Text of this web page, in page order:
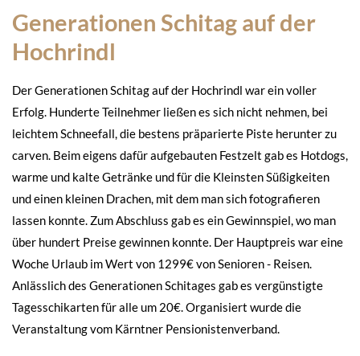
Generationen Schitag auf der
Hochrindl
Der Generationen Schitag auf der Hochrindl war ein voller
Erfolg. Hunderte Teilnehmer ließen es sich nicht nehmen, bei
leichtem Schneefall, die bestens präparierte Piste herunter zu
carven. Beim eigens dafür aufgebauten Festzelt gab es Hotdogs,
warme und kalte Getränke und für die Kleinsten Süßigkeiten
und einen kleinen Drachen, mit dem man sich fotografieren
lassen konnte. Zum Abschluss gab es ein Gewinnspiel, wo man
über hundert Preise gewinnen konnte. Der Hauptpreis war eine
Woche Urlaub im Wert von 1299€ von Senioren - Reisen.
Anlässlich des Generationen Schitages gab es vergünstigte
Tagesschikarten für alle um 20€. Organisiert wurde die
Veranstaltung vom Kärntner Pensionistenverband.